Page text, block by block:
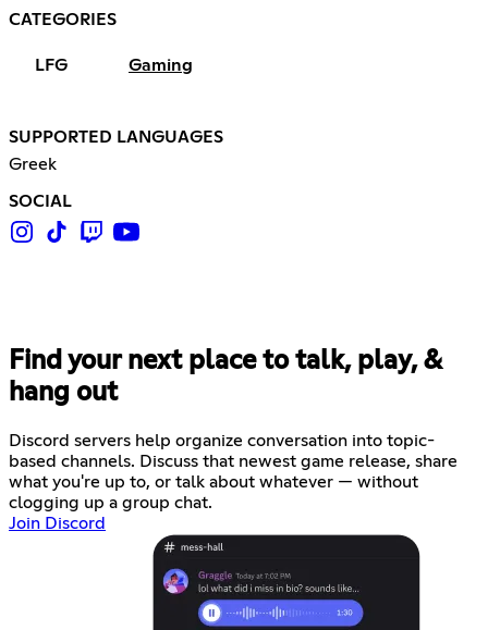
CATEGORIES
LFG Gaming
SUPPORTED LANGUAGES
Greek
SOCIAL
Find your next place to talk, play, &
hang out
Discord servers help organize conversation into topic-
based channels. Discuss that newest game release, share
what you're up to, or talk about whatever — without
clogging up a group chat.
Join Discord